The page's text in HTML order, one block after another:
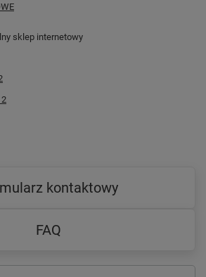
sklep internetowy
kontaktowy
FAQ